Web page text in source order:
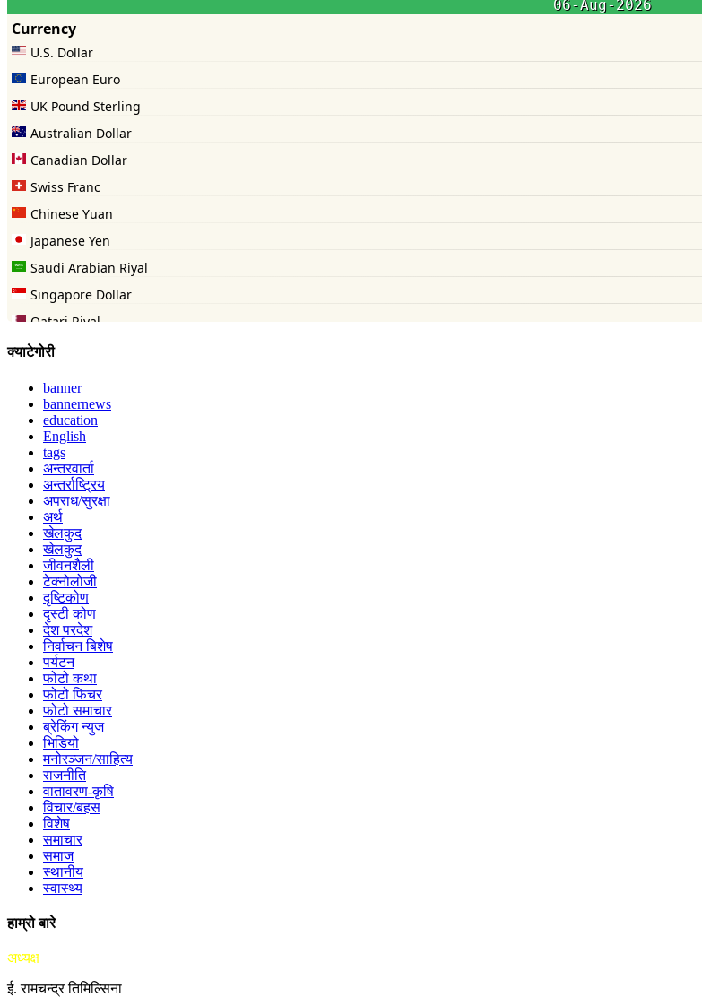
क्याटेगोरी
banner
bannernews
education
English
tags
अन्तरवार्ता
अन्तर्राष्ट्रिय
अपराध/सुरक्षा
अर्थ
खेलकुद
खेलकुद
जीवनशैली
टेक्नोलोजी
दृष्टिकोण
दृस्टी कोण
देश परदेश
निर्वाचन बिशेष
पर्यटन
फोटो कथा
फोटो फिचर
फोटो समाचार
ब्रेकिंग न्युज
भिडियो
मनोरञ्जन/साहित्य
राजनीति
वातावरण-कृषि
विचार/बहस
विशेष
समाचार
समाज
स्थानीय
स्वास्थ्य
हाम्रो बारे
अध्यक्ष
ई. रामचन्द्र तिमिल्सिना